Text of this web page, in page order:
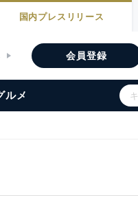
国内プレスリリース
会員登録
ルメ